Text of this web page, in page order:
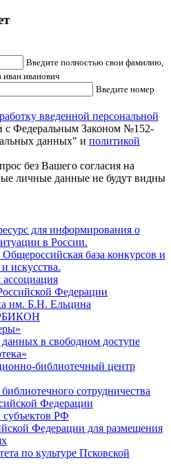
Введите полностью свои фамилию,
иванович
Введите номер
введенной персональной
с Федеральным Законом №152-
данных" и политикой
без Вашего согласия на
личные данные не будут видны